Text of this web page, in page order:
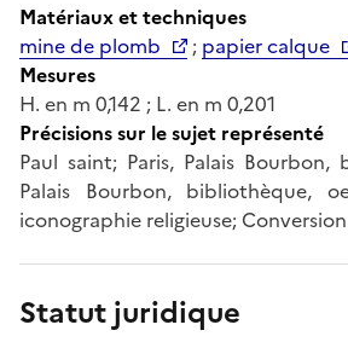
Matériaux et techniques
mine de plomb
; papier calque
Mesures
H. en m 0,142 ; L. en m 0,201
Précisions sur le sujet représenté
Paul saint; Paris, Palais Bourbon,
Palais Bourbon, bibliothèque,
iconographie religieuse;
Statut juridique